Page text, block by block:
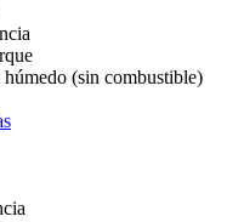
húmedo (sin combustible)